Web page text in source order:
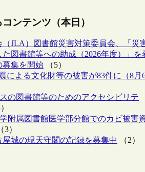
ンテンツ（本日）
（JLA）図書館災害対策委員会、「災
図書館等への助成（2026年度）」を
募集を開始 （5）
による文化財等の被害が83件に（8月
の図書館等のためのアクセシビリテ
附属図書館医学部分館でのカビ被害
3）
城の現天守閣の記録を募集中
（2）